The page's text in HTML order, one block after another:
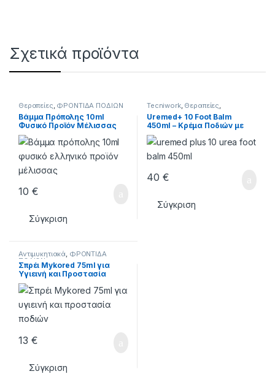
Σχετικά προϊόντα
Θεραπείες ΦΡΟΝΤΙΔΑ ΠΟΔΙΩΝ
Βάμμα Πρόπολης 10ml
Φυσικό Προϊόν Μέλισσας
30% Περιεκτικότητα
10 €
Σύγκριση
Tecniwork, Θεραπείες
ΣΥΝΕΡΓΑΣΙΕΣ , ΦΡΟΝΤΙΔΑ
ΠΟΔΙΩΝ
Uremed+ 10 Foot Balm
450ml – Κρέμα Ποδιών με
Ουρία 10% για Ξηρό Δέρμα
40 €
Σύγκριση
Αντιμυκητιακά, ΦΡΟΝΤΙΔΑ
ΠΟΔΙΩΝ
Σπρέι Mykored 75ml για
Υγιεινή και Προστασία
Ποδιών
13 €
Σύγκριση